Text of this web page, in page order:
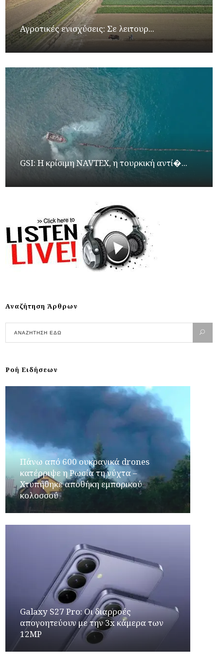
Αγροτικές ενισχύσεις: Σε λειτουρ...
GSI: Η κρίσιμη NAVTEX, η τουρκική αντί�...
Αναζήτηση Άρθρων
Ροή Ειδήσεων
Πάνω από 600 ουκρανικά drones
κατέρριψε η Ρωσία τη νύχτα –
Χτυπήθηκε αποθήκη εμπορικού
κολοσσού
Galaxy S27 Pro: Οι διαρροές
απογοητεύουν με την 3x κάμερα των
12MP